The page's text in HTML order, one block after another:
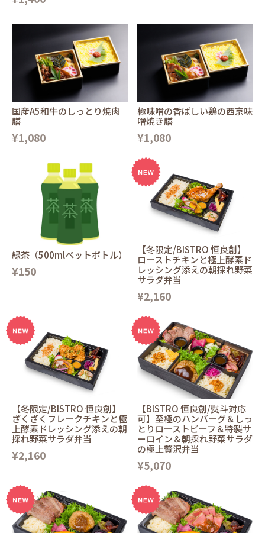
国産A5和牛のしっとり焼肉
膳
¥1,080
極味噌の香ばしい鶏の西京味
噌焼き膳
¥1,080
緑茶（500mlペットボトル）
¥150
【冬限定/BISTRO 恒良創】
ローストチキンと極上酵素ド
レッシング添えの朝採れ野菜
サラダ弁当
¥2,160
【冬限定/BISTRO 恒良創】
ざくざくフレークチキンと極
上酵素ドレッシング添えの朝
採れ野菜サラダ弁当
¥2,160
【BISTRO 恒良創/熨斗対応
可】至極のハンバーグ＆しっ
とりローストビーフ＆特製サ
ーロイン＆朝採れ野菜サラダ
の極上贅沢弁当
¥5,070